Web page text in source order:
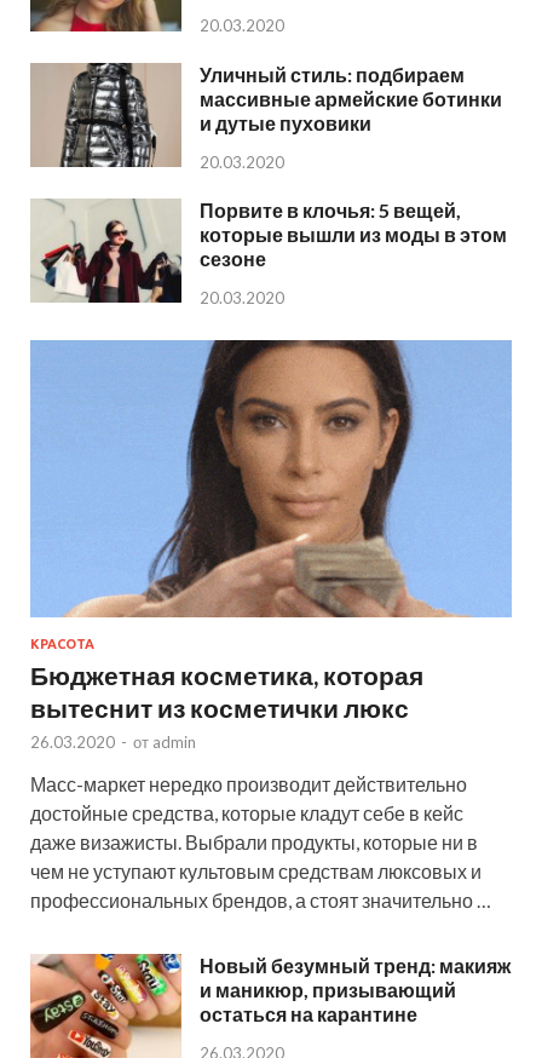
20.03.2020
Уличный стиль: подбираем
массивные армейские ботинки
и дутые пуховики
20.03.2020
Порвите в клочья: 5 вещей,
которые вышли из моды в этом
сезоне
20.03.2020
КРАСОТА
Бюджетная косметика, которая
вытеснит из косметички люкс
26.03.2020 - от admin
Масс-маркет нередко производит действительно
достойные средства, которые кладут себе в кейс
даже визажисты. Выбрали продукты, которые ни в
чем не уступают культовым средствам люксовых и
профессиональных брендов, а стоят значительно …
Новый безумный тренд: макияж
и маникюр, призывающий
остаться на карантине
26.03.2020